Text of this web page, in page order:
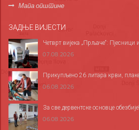
Мапа општине
ЗАДЊЕ ВИЈЕСТИ
Четврт вијека „Прљаче“: Пјесници
07.08.2026
Прикупљено 26 литара крви,
06.08.2026
За све дервентске основце
06.08.2026